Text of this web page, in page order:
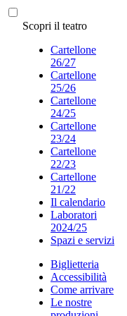
Scopri il teatro
Cartellone
26/27
Cartellone
25/26
Cartellone
24/25
Cartellone
23/24
Cartellone
22/23
Cartellone
21/22
Il calendario
Laboratori
2024/25
Spazi e servizi
Biglietteria
Accessibilità
Come arrivare
Le nostre